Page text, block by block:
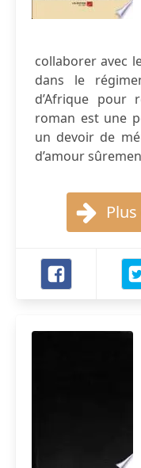
collaborer avec
dans le
d’Afrique pour
roman est une
un devoir de
d’amour